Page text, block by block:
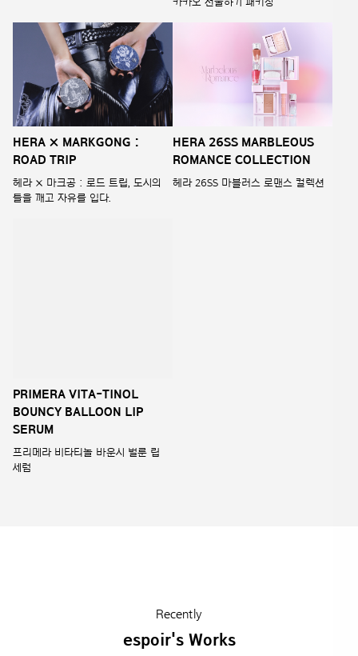
HERA × MARKGONG :
ROAD TRIP
헤라 × 마크공 : 로드 트립, 도시의
틀을 깨고 자유를 입다.
HERA 26SS MARBLEOUS
ROMANCE COLLECTION
헤라 26SS 마블러스 로맨스 컬렉션